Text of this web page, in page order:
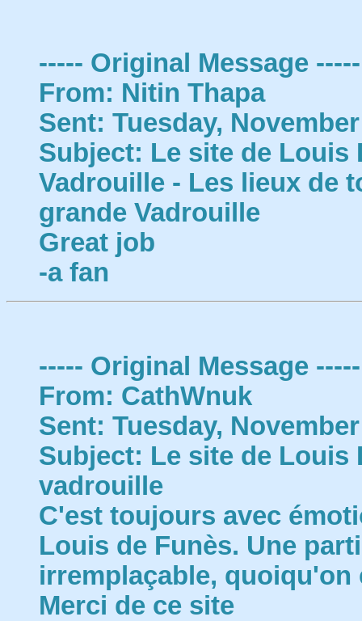
----- Original Message -----
From: Nitin Thapa
Sent: Tuesday,
Subject: Le site de Louis
Vadrouille - Les lieux de
grande Vadrouille
Great job
-a fan
----- Original Message -----
From: CathWnuk
Sent: Tuesday,
Subject: Le site de Louis
vadrouille
C'est toujours avec
Louis de Funès. Une
irremplaçable, quoiqu'on
Merci de ce site